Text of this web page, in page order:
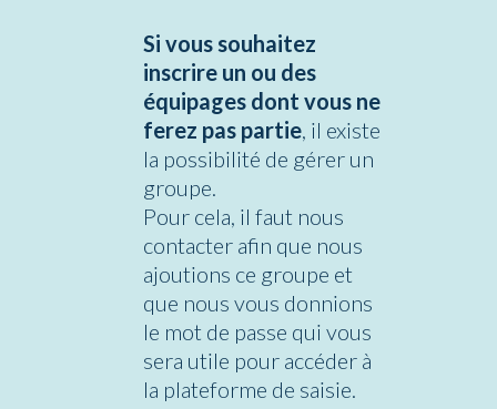
Si vous souhaitez
inscrire un ou des
équipages dont vous ne
ferez pas partie , il existe
la possibilité de gérer un
groupe.
Pour cela, il faut nous
contacter afin que nous
ajoutions ce groupe et
que nous vous donnions
le mot de passe qui vous
sera utile pour accéder à
la plateforme de saisie.